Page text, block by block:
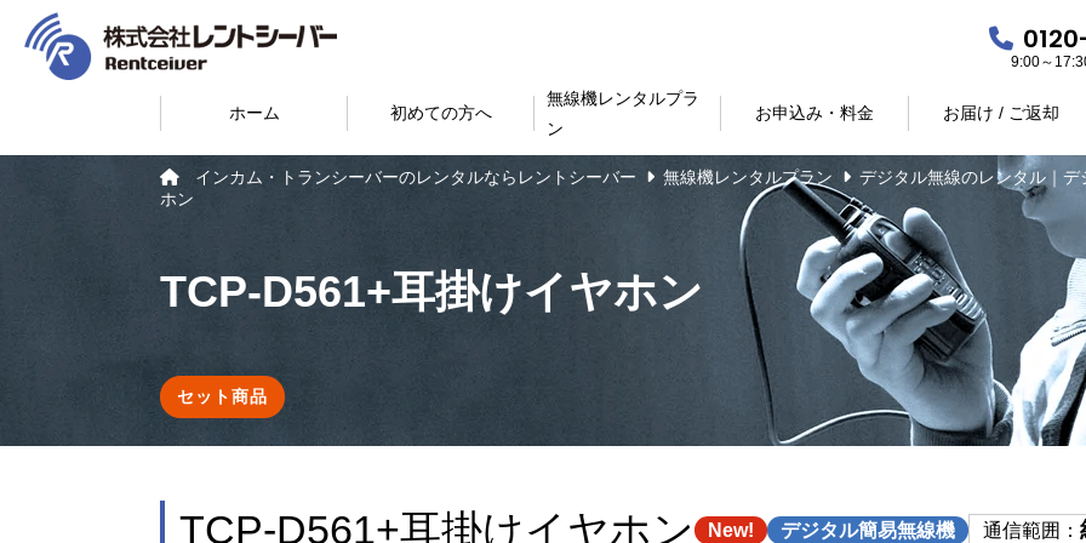
9:00～
ホーム 初めての方へ
無線機レンタルプラ
ン
お申込み・料金 お届け / ご返却
インカム・トランシーバーのレンタルならレントシーバー 無線機レンタルプラン
デジタル無線のレンタル｜
ホン
TCP-D561+耳掛けイヤホン
セット商品
TCP-D561+耳掛けイヤホン New! デジタル簡易無線機 通信範囲：